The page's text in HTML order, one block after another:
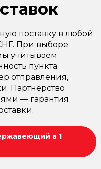
поставку в любой
При выборе
учитываем
пункта
отправления,
Партнерство
— гарантия
в 1